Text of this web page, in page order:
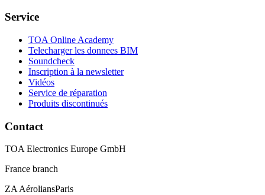
Service
TOA Online Academy
Telecharger les donnees BIM
Soundcheck
Inscription à la newsletter
Vidéos
Service de réparation
Produits discontinués
Contact
TOA Electronics Europe GmbH
France branch
ZA AéroliansParis